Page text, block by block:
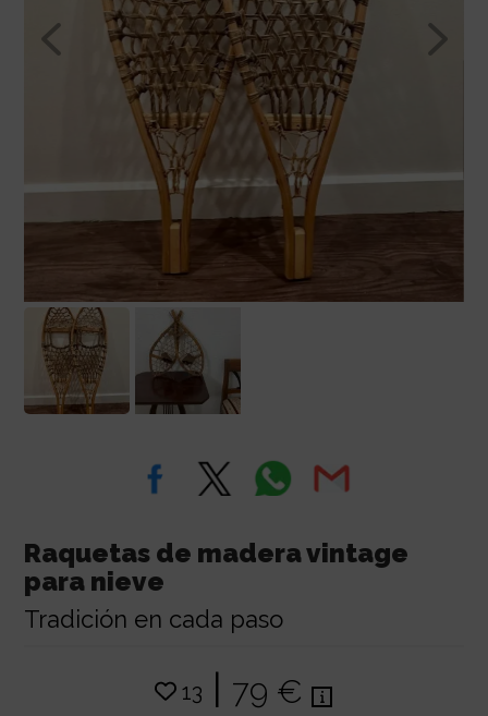
Raquetas de madera vintage
para nieve
Tradición en cada paso
13 | 79 €